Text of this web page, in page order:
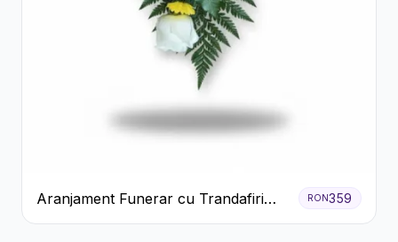
Aranjament Funerar cu Trandafiri
Albi Crizanteme Galbene și Crini
RON359